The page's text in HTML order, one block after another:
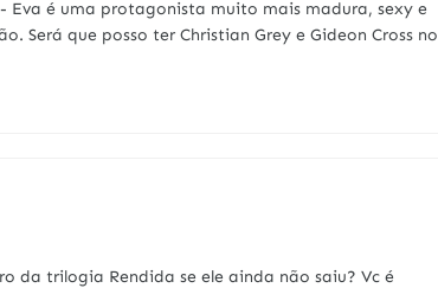
é uma protagonista muito mais madura, sexy e
Será que posso ter Christian Grey e Gideon Cross no
da trilogia Rendida se ele ainda não saiu? Vc é